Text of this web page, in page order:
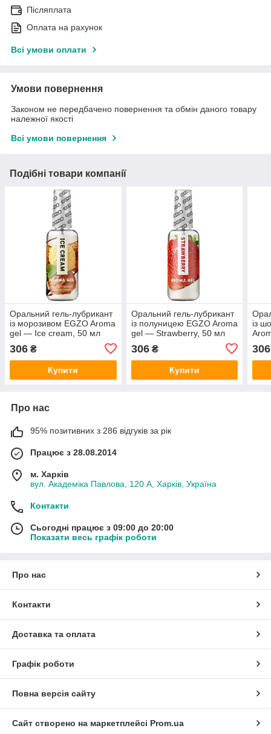
Післяплата
Оплата на рахунок
Всі умови оплати
Умови повернення
Законом не передбачено повернення та обмін даного товару
належної якості
Всі умови повернення
Подібні товари компанії
Оральний гель-лубрикант
із морозивом EGZO Aroma
gel — Ice cream, 50 мл
306 ₴
Купити
Оральний гель-лубрикант
із полуницею EGZO Aroma
gel — Strawberry, 50 мл
306₴
Купити
із
306
Про нас
95% позитивних з 286 відгуків за рік
Працює з 28.08.2014
м. Харків
вул. Академіка Павлова, 120 А, Харків, Україна
Контакти
Сьогодні працює з 09:00 до 20:00
Показати весь графік роботи
Про нас
Контакти
Доставка та оплата
Графік роботи
Повна версія сайту
Сайт створено на маркетплейсі Prom.ua